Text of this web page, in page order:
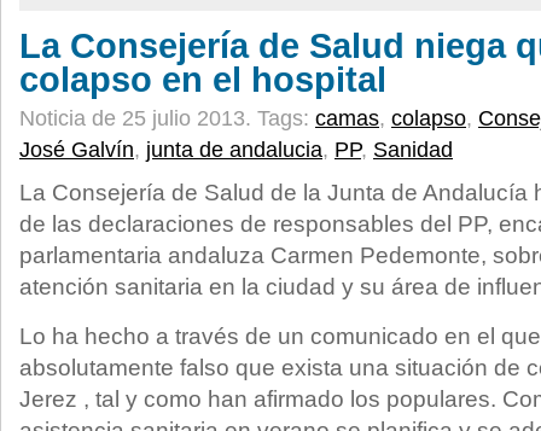
La Consejería de Salud niega
colapso en el hospital
Noticia de 25 julio 2013. Tags: camas, colapso,
José Galvín, junta de andalucia, PP, Sanidad
La Consejería de Salud de la Junta de Andalucía
de las declaraciones de responsables del PP,
parlamentaria andaluza Carmen Pedemonte,
atención sanitaria en la ciudad y su área de
Lo ha hecho a través de un comunicado en el
absolutamente falso que exista una situación de
Jerez , tal y como han afirmado los populares.